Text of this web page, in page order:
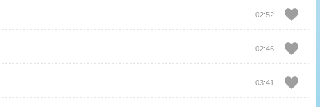
02:52
02:46
03:41